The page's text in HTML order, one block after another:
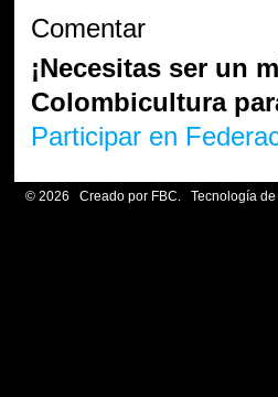
Comentar
¡Necesitas ser un
Colombicultura
Participar en
© 2026 Creado por FBC. Tecnología de